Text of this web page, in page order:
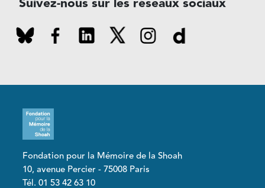
Fondation pour la Mémoire de la Shoah
10, avenue Percier - 75008 Paris
Tél. 01 53 42 63 10